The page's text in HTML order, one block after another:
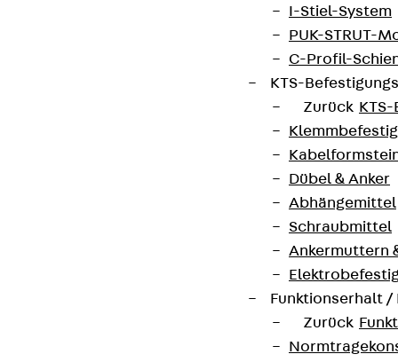
I-Stiel-System
PUK-STRUT-
C-Profil-
KTS-
Zurück
Dübel & Anker
Abhängemittel
Schraubmittel
Ankermuttern
Funktionserhalt
Zurück